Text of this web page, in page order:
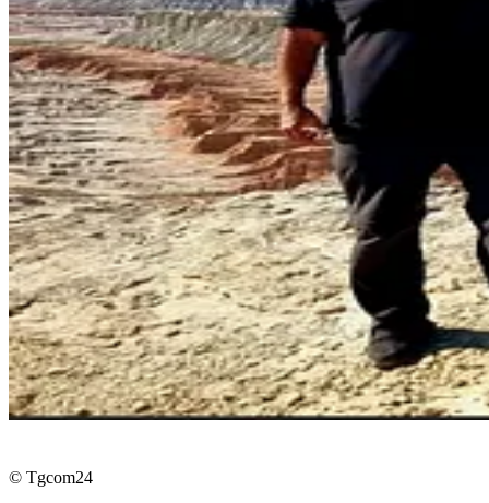
© Tgcom24